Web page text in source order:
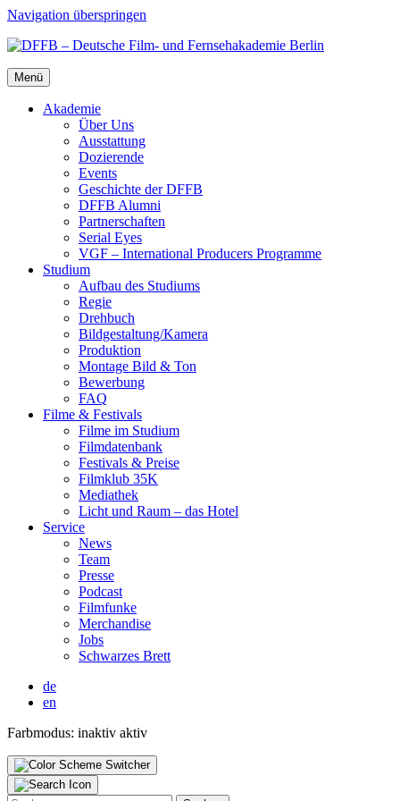
Navigation überspringen
Menü
Aka­de­mie
Über Uns
Aus­stat­tung
Dozie­ren­de
Events
Geschich­te der DFFB
DFFB Alum­ni
Part­ner­schaf­ten
Seri­al Eyes
VGF – Inter­na­tio­nal Pro­du­cers Pro­gram­me
Stu­di­um
Auf­bau des Stu­di­ums
Regie
Dreh­buch
Bildgestaltung/​​Kamera
Pro­duk­ti­on
Mon­ta­ge Bild & Ton
Bewer­bung
FAQ
Fil­me & Fes­ti­vals
Fil­me im Stu­di­um
Film­da­ten­bank
Fes­ti­vals & Prei­se
Film­klub 35K
Media­thek
Licht und Raum – das Hotel
Ser­vice
News
Team
Pres­se
Pod­cast
Film­fun­ke
Mer­chan­di­se
Jobs
Schwar­zes Brett
de
en
Farbmodus: inaktiv aktiv